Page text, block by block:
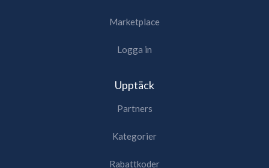
Marketplace
Logga in
Upptäck
Partners
Kategorier
Rabattkoder